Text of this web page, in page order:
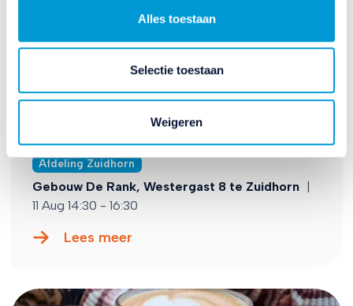
Alles toestaan
Selectie toestaan
Weigeren
Dinsdag
Uitnodiging koffie-/theemiddag
Afdeling Zuidhorn
Gebouw De Rank, Westergast 8 te Zuidhorn |
11 Aug 14:30 - 16:30
Lees meer